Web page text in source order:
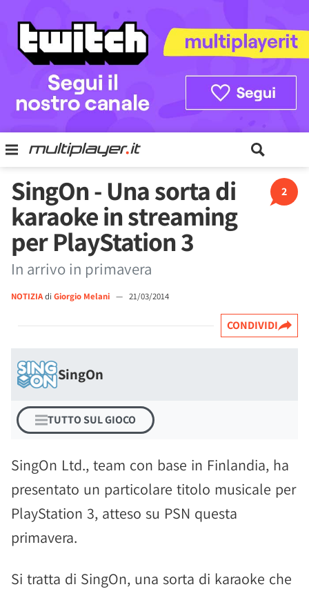
2
SingOn - Una sorta di
karaoke in streaming
per PlayStation 3
In arrivo in primavera
NOTIZIAdi Giorgio Melani — 21/03/2014
CONDIVIDI
SingOn
TUTTO SUL GIOCO
SingOn Ltd., team con base in Finlandia, ha
presentato un particolare titolo musicale per
PlayStation 3, atteso su PSN questa
primavera.
Si tratta di SingOn, una sorta di karaoke che